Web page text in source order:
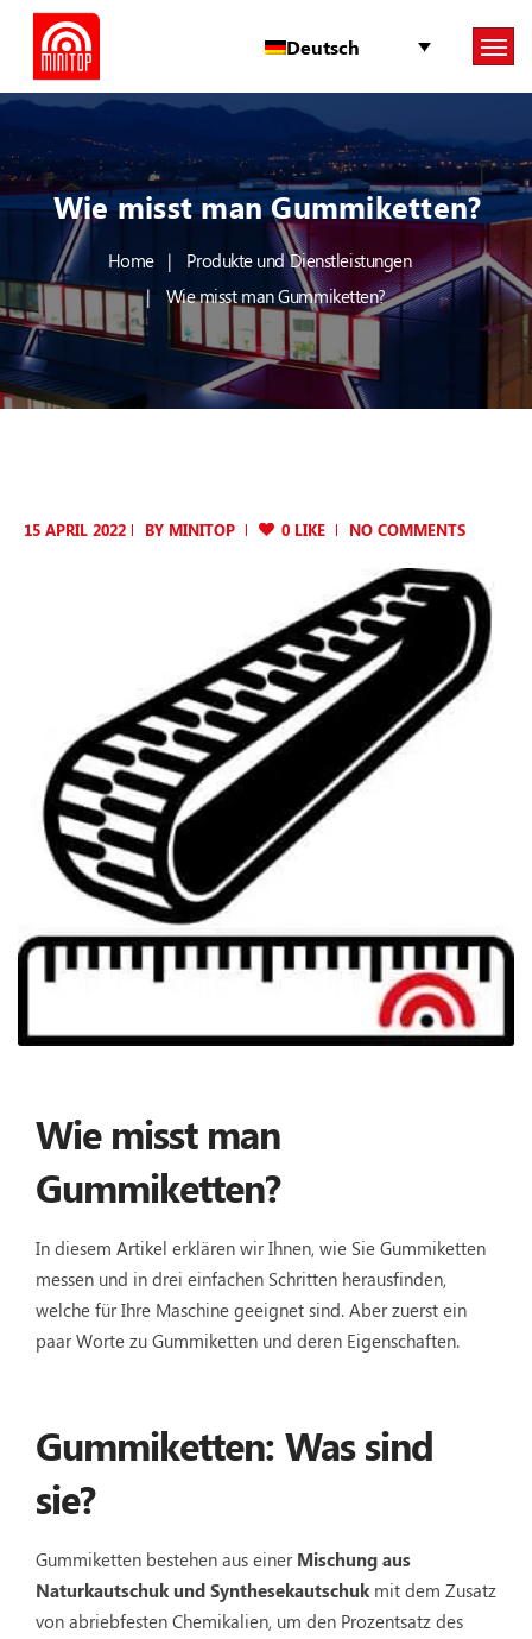
Deutsch
Wie misst man Gummiketten?
Home
Produkte und Dienstleistungen
Wie misst man Gummiketten?
15 APRIL 2022 BY MINITOP 0 LIKE NO COMMENTS
Wie misst man
Gummiketten?
In diesem Artikel erklären wir Ihnen, wie Sie Gummiketten
messen und in drei einfachen Schritten herausfinden,
welche für Ihre Maschine geeignet sind. Aber zuerst ein
paar Worte zu Gummiketten und deren Eigenschaften.
Gummiketten: Was sind
sie?
Gummiketten bestehen aus einer Mischung aus
Naturkautschuk und Synthesekautschukmit dem Zusatz
von abriebfesten Chemikalien, um den Prozentsatz des